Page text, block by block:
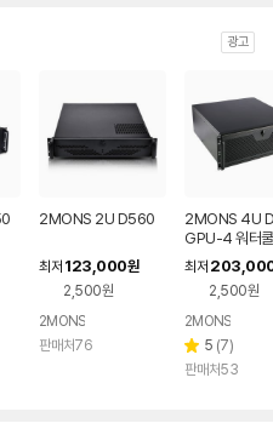
광고
2MONS 2U D560
최저 123,000원
2,500원
2MONS
판매처76
2MONS 4U
GPU-4 워터쿨
최저
2,500원
2MONS
별
점
5 리
뷰
(7)
판매처53